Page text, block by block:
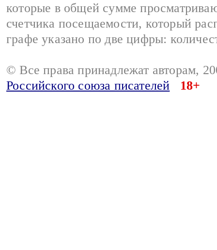
которые в общей сумме
счетчика посещаемости, который
графе указано по две цифры:
© Все права принадлежат авторам,
Российского союза писателей
18+